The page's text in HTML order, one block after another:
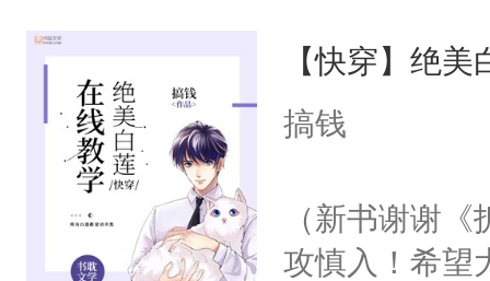
来，给老公
用力——为你
【快穿】绝
搞钱
（新书谢谢
攻慎入！希望